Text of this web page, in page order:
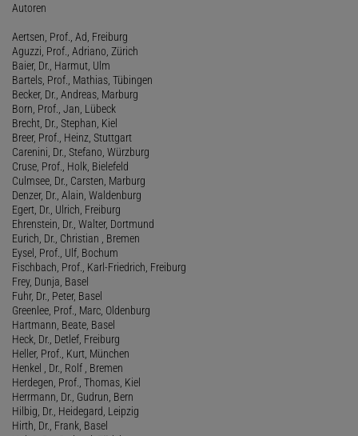
Autoren
Aertsen, Prof., Ad, Freiburg
Aguzzi, Prof., Adriano, Zürich
Baier, Dr., Harmut, Ulm
Bartels, Prof., Mathias, Tübingen
Becker, Dr., Andreas, Marburg
Born, Prof., Jan, Lübeck
Brecht, Dr., Stephan, Kiel
Breer, Prof., Heinz, Stuttgart
Carenini, Dr., Stefano, Würzburg
Cruse, Prof., Holk, Bielefeld
Culmsee, Dr., Carsten, Marburg
Denzer, Dr., Alain, Waldenburg
Egert, Dr., Ulrich, Freiburg
Ehrenstein, Dr., Walter, Dortmund
Eurich, Dr., Christian , Bremen
Eysel, Prof., Ulf, Bochum
Fischbach, Prof., Karl-Friedrich, Freiburg
Frey, Dunja, Basel
Fuhr, Dr., Peter, Basel
Greenlee, Prof., Marc, Oldenburg
Hartmann, Beate, Basel
Heck, Dr., Detlef, Freiburg
Heller, Prof., Kurt, München
Henkel , Dr., Rolf , Bremen
Herdegen, Prof., Thomas, Kiel
Herrmann, Dr., Gudrun, Bern
Hilbig, Dr., Heidegard, Leipzig
Hirth, Dr., Frank, Basel